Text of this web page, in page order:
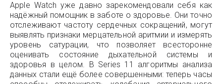
Apple Watch уже давно зарекомендовали себя как
надёжный помощник в заботе о здоровье. Они точно
отслеживают частоту сердечных сокращений, могут
выявлять признаки мерцательной аритмии и измерять
уровень сатурации, что позволяет всесторонне
оценивать состояние дыхательной системы и
здоровья в целом. В Series 11 алгоритмы анализа
данных стали ещё более совершенными: теперь часы